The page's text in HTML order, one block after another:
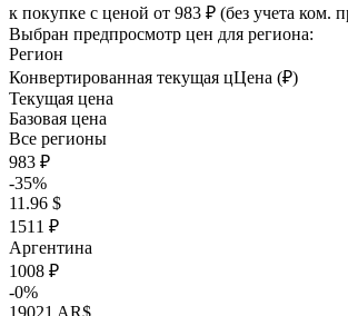
к покупке с ценой от 983 ₽ (без учета ком.
Выбран предпросмотр цен для региона:
Регион
Конвертированная текущая цЦена (₽)
Текущая цена
Базовая цена
Все регионы
983 ₽
-35%
11.96 $
1511 ₽
Аргентина
1008 ₽
-0%
19021 AR$